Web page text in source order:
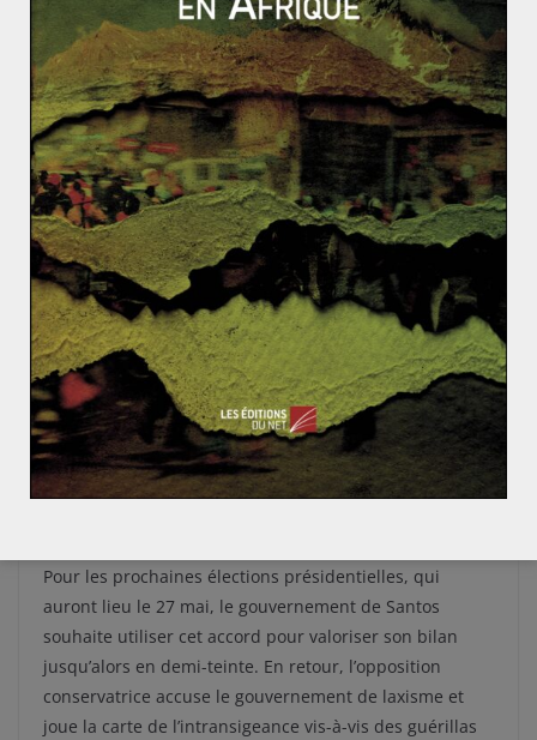
Cependant, après d’âpres tractations réalisées en
terrain neutre (Équateur) un cessez-le-feu
reconductible de 108 jours été signé en octobre 2017.
Les deux camps réclamaient des garanties mutuelles.
D’un côté, l’ELN a fait de la défense de la souveraineté
des ressources naturelles du pays et la participation
citoyenne au processus de paix le cœur de ses
revendications. De l’autre, Bogota a exigé la fin des
attentats et la libération d’otages. L’ONU et l’Église
catholique, en tant qu’institutions neutres, se sont
portées garantes du respect de cette paix provisoire.
L’Église colombienne, légitimée par la visite du Pape en
septembre 2016, a notamment joué un rôle de
médiation primordial entre les deux camps. L’accord a
été soumis à rudes épreuves mais a été reconduit le 8
Pour les prochaines élections présidentielles, qui
auront lieu le 27 mai, le gouvernement de Santos
souhaite utiliser cet accord pour valoriser son bilan
jusqu’alors en demi-teinte. En retour, l’opposition
conservatrice accuse le gouvernement de laxisme et
joue la carte de l’intransigeance vis-à-vis des guérillas